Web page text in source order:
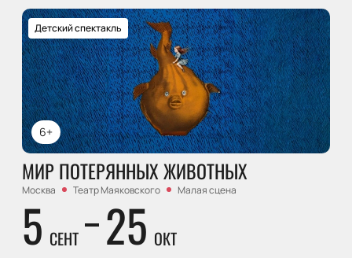
6+
Детский спектакль
МИР ПОТЕРЯННЫХ ЖИВОТНЫХ
Москва Театр Маяковского Малая сцена
5 СЕНТ 25 ОКТ